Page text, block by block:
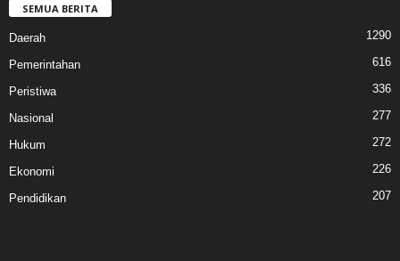
SEMUA BERITA
Daerah 1290
Pemerintahan 616
Peristiwa 336
Nasional 277
Hukum 272
Ekonomi 226
Pendidikan 207